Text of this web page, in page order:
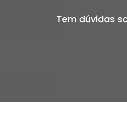
Tem dúvidas